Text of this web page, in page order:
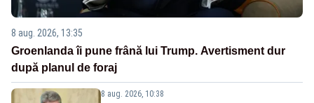
8 aug. 2026, 13:35
Groenlanda îi pune frână lui Trump. Avertisment dur
după planul de foraj
8 aug. 2026, 10:38